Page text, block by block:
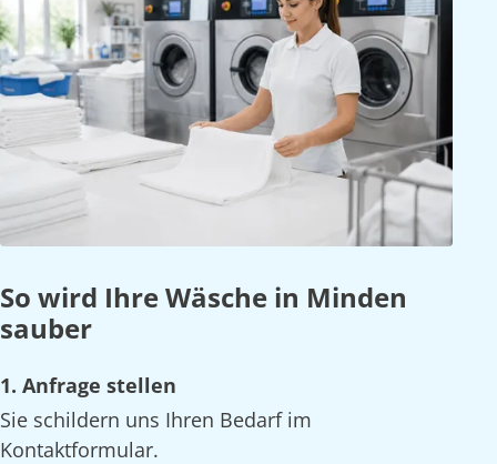
So wird Ihre Wäsche in Minden
sauber
1. Anfrage stellen
Sie schildern uns Ihren Bedarf im
Kontaktformular.